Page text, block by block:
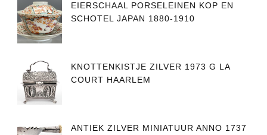
EIERSCHAAL PORSELEINEN KOP EN
SCHOTEL JAPAN 1880-1910
KNOTTENKISTJE ZILVER 1973 G LA
COURT HAARLEM
ANTIEK ZILVER MINIATUUR ANNO 1737